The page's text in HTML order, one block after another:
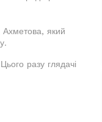
який
разу глядачі